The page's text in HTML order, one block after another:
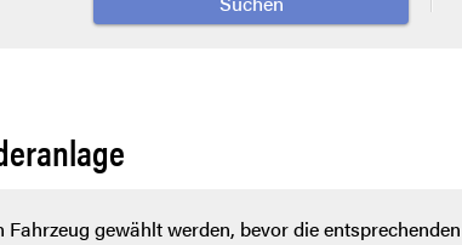
Fahrzeug gewählt werden, bevor die